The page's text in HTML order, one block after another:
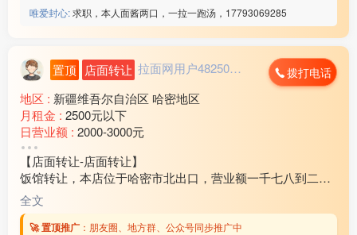
唯爱封心:求职，本人面酱两口，一拉一跑汤，17793069285
置顶 店面转让 拉面网用户482503... 拨打电话
地区 : 新疆维吾尔自治区 哈密地区
月租金 : 2500元以下
日营业额 : 2000-3000元
转让费 :
【店面转让-店面转让】
饭馆转让，本店位于哈密市北出口，营业额一千七八到二
千，房租带住房3万2还剩半年房租，因家中有事现对外转
让，有意向的联系18***21
全文
🚀 置顶推广 ： 朋友圈、地方群、公众号同步推广中